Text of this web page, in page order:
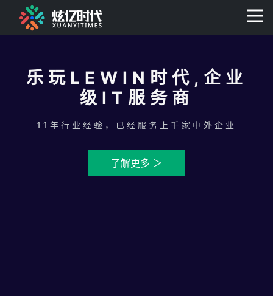
乐玩LEWIN时代,企业
级IT服务商
11年行业经验，已经服务上千家中外企业
了解更多 ＞